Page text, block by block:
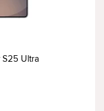
S25 Ultra